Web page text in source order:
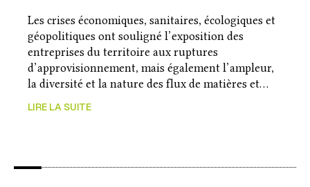
Les crises économiques, sanitaires, écologiques et
géopolitiques ont souligné l’exposition des
entreprises du territoire aux ruptures
d’approvisionnement, mais également l’ampleur,
la diversité et la nature des flux de matières et…
LIRE LA SUITE